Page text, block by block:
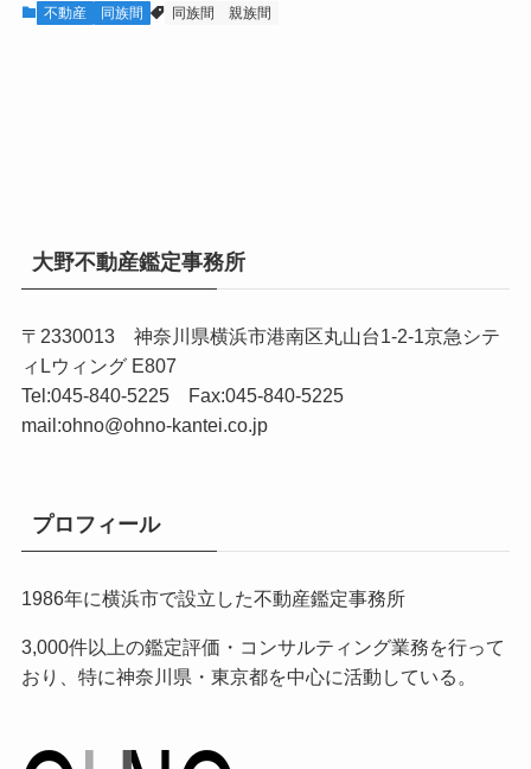
不動産 同族間 同族間 親族間
大野不動産鑑定事務所
〒2330013 神奈川県横浜市港南区丸山台1-2-1京急シテ
ィLウィング E807
Tel:045-840-5225 Fax:045-840-5225
mail:ohno@ohno-kantei.co.jp
プロフィール
1986年に横浜市で設立した不動産鑑定事務所
3,000件以上の鑑定評価・コンサルティング業務を行って
おり、特に神奈川県・東京都を中心に活動している。